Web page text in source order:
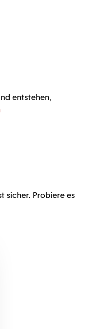
entstehen,
sicher. Probiere es